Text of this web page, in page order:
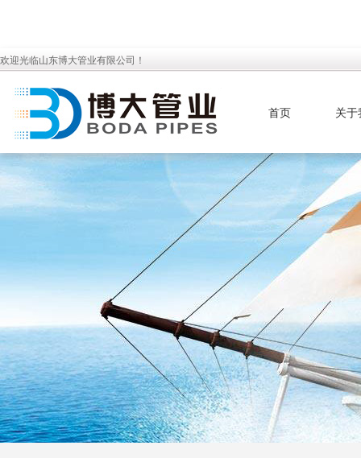
欢迎光临山东博大管业有限公司！
首页 关于